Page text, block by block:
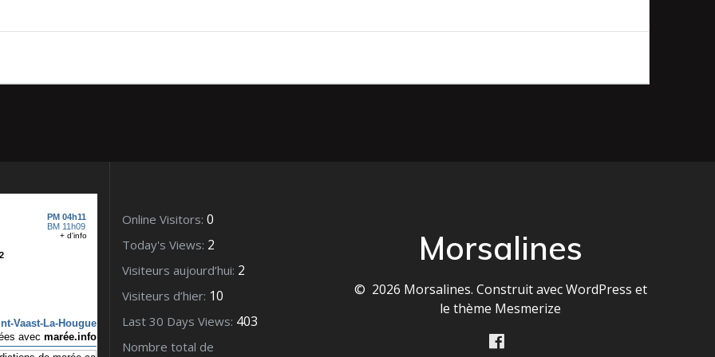
Online Visitors: 0
Today's Views: 2
Visiteurs aujourd’hui: 2
Visiteurs d’hier: 10
Last 30 Days Views: 403
Nombre total de
Morsalines
© 2026 Morsalines. Construit avec WordPress et
lethème Mesmerize